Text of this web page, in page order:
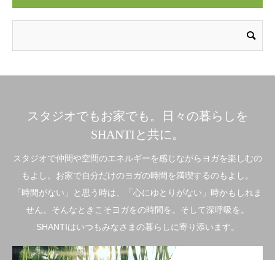
スタジオでもお家でも。日々の暮らしを
SHANTIと共に。
スタジオで仲間や空間のエネルギーを感じながらヨガを楽しむの
もよし。お家で自分だけのヨガの時間を満喫するのもよし。
「時間がない」と思う時は、「心にゆとりがない」時かもしれま
せん。そんなときこそヨガをの時間を。そして深呼吸を。
SHANTIはいつもみなさまの暮らしに寄り添います。